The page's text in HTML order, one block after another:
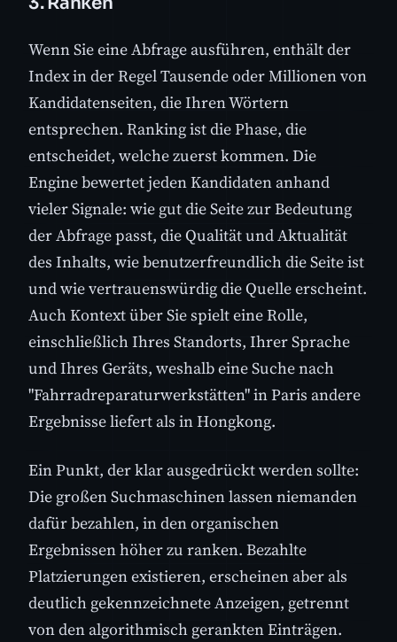
Wenn Sie eine Abfrage ausführen, enthält der
Index in der Regel Tausende oder Millionen von
Kandidatenseiten, die Ihren Wörtern
entsprechen. Ranking ist die Phase, die
entscheidet, welche zuerst kommen. Die
Engine bewertet jeden Kandidaten anhand
vieler Signale: wie gut die Seite zur Bedeutung
der Abfrage passt, die Qualität und Aktualität
des Inhalts, wie benutzerfreundlich die Seite ist
und wie vertrauenswürdig die Quelle erscheint.
Auch Kontext über Sie spielt eine Rolle,
einschließlich Ihres Standorts, Ihrer Sprache
und Ihres Geräts, weshalb eine Suche nach
"Fahrradreparaturwerkstätten" in Paris andere
Ergebnisse liefert als in Hongkong.
Ein Punkt, der klar ausgedrückt werden sollte:
Die großen Suchmaschinen lassen niemanden
dafür bezahlen, in den organischen
Ergebnissen höher zu ranken. Bezahlte
Platzierungen existieren, erscheinen aber als
deutlich gekennzeichnete Anzeigen, getrennt
von den algorithmisch gerankten Einträgen.